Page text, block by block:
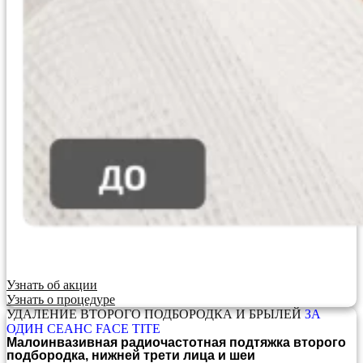
Узнать об акции
Узнать о процедуре
УДАЛЕНИЕ ВТОРОГО ПОДБОРОДКА И БРЫЛЕЙЗА
ОДИН СЕАНС FACE TITE
Малоинвазивная радиочастотная подтяжка второго
подбородка, нижней трети лица и шеи